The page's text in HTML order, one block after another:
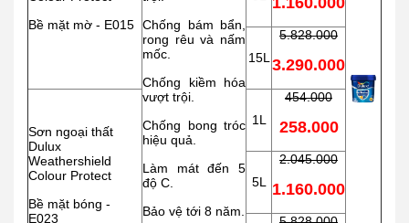
Bề mặt mờ - E015 Chống bám bẩn,
rong rêu và nấm
mốc.
Chống kiềm hóa
vượt trội.
Chống bong tróc
hiệu quả.
Làm mát đến 5
độ C.
Bảo vệ tới 8 năm.
15L
5.828.000
3.290.000
Sơn ngoại thất
Dulux
Weathershield
Colour Protect
Bề mặt bóng -
E023
1L
454.000
258.000
5L
2.045.000
1.160.000